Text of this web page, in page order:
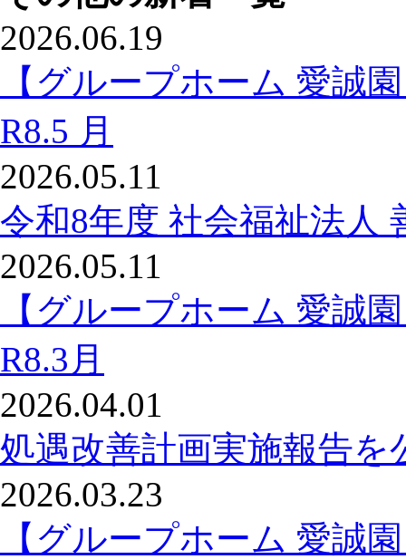
2026.06.19
【グループホーム 愛誠
R8.5 月
2026.05.11
令和8年度 社会福祉法人
2026.05.11
【グループホーム 愛誠
R8.3月
2026.04.01
処遇改善計画実施報告
2026.03.23
【グループホーム 愛誠